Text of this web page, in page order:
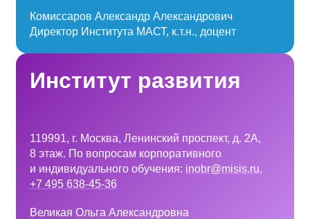
Комиссаров Александр Александрович
Директор Института МАСТ, к.т.н., доцент
Институт развития
119991, г. Москва, Ленинский проспект, д. 2A,
8 этаж. По вопросам корпоративного
и индивидуального обучения: inobr@misis.ru,
+7 495 638-45-36
Великая Ольга Александровна